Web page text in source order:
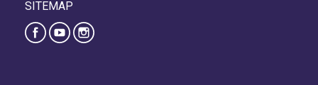
SITEMAP